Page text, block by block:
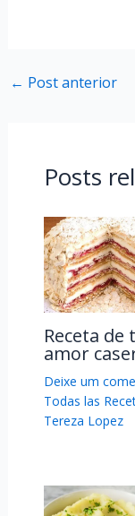
← Post anterior
Posts
Receta de
amor
Deixe um
Todas las
Tereza Lopez